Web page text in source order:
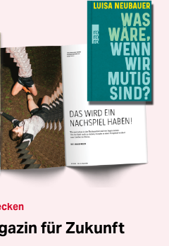
für Zukunft